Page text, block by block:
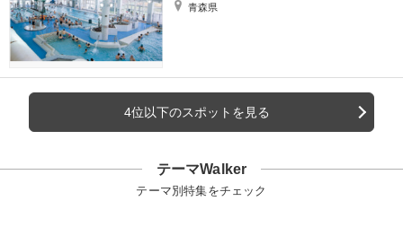
青森県
4位以下のスポットを見る
テーマWalker
テーマ別特集をチェック